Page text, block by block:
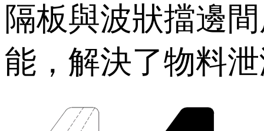
隔板與波狀擋邊間
能，解決了物料泄